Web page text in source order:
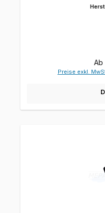
Ab
Preise exkl.